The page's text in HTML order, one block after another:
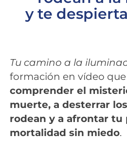
y te
Tu camino a la
formación en vídeo que
comprender el
muerte, a desterrar
rodean y a afrontar tu
mortalidad sin miedo.